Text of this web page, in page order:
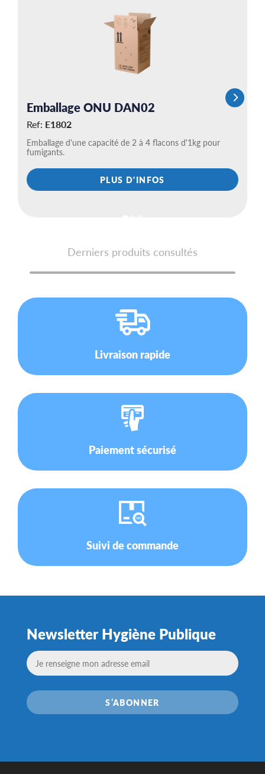
Emballage ONU DAN02
Ref: E1802
Emballage d'une capacité de 2 à 4 flacons d'1kg pour
fumigants.
PLUS D'INFOS
Derniers produits consultés
Livraison rapide
Paiement sécurisé
Suivi de commande
Newsletter Hygiène Publique
S’ABONNER